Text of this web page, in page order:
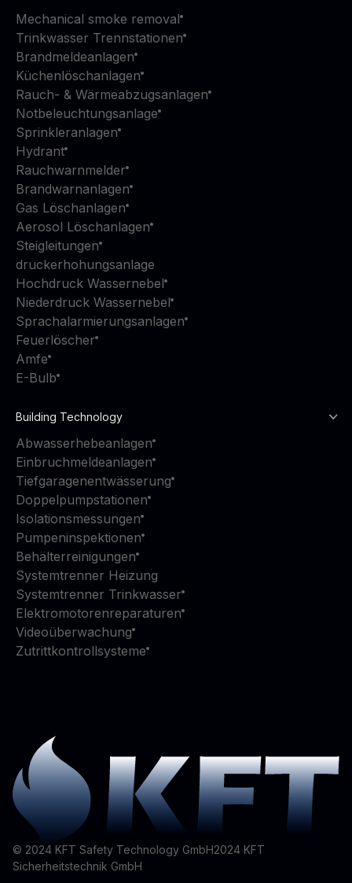
Mechanical smoke removal
Trinkwasser Trennstationen
Brandmeldeanlagen
Küchenlöschanlagen
Rauch- & Wärmeabzugsanlagen
Notbeleuchtungsanlage
Sprinkleranlagen
Hydrant
Rauchwarnmelder
Brandwarnanlagen
Gas Löschanlagen
Aerosol Löschanlagen
Steigleitungen
druckerhohungsanlage
Hochdruck Wassernebel
Niederdruck Wassernebel
Sprachalarmierungsanlagen
Feuerlöscher
Amfe
E-Bulb
Building Technology
Abwasserhebeanlagen
Einbruchmeldeanlagen
Tiefgaragenentwässerung
Doppelpumpstationen
Isolationsmessungen
Pumpeninspektionen
Behälterreinigungen
Systemtrenner Heizung
Systemtrenner Trinkwasser
Elektromotorenreparaturen
Videoüberwachung
Zutrittkontrollsysteme
© 2024 KFT Safety Technology GmbH2024 KFT
Sicherheitstechnik GmbH